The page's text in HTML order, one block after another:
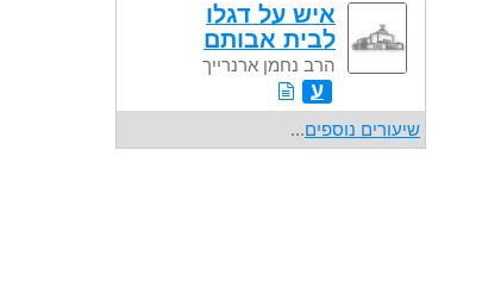
איש על דגלו
לבית אבותם
הרב נחמן ארנרייך
ע
שיעורים נוספים...